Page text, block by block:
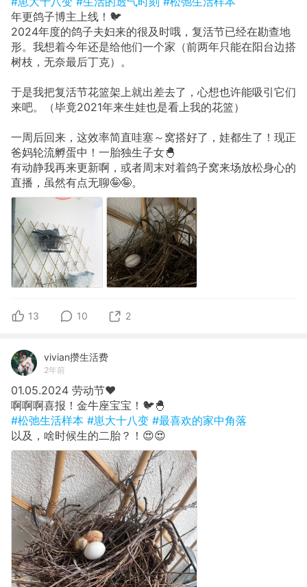
年更鸽子博主上线！🐦
2024年度的鸽子夫妇来的很及时哦，复活节已经在勘查地
形。我想着今年还是给他们一个家（前两年只能在阳台边搭
树枝，无奈最后丁克）。
于是我把复活节花篮架上就出差去了，心想也许能吸引它们
来吧。（毕竟2021年来生娃也是看上我的花篮）
一周后回来，这效率简直哇塞～窝搭好了，娃都生了！现正
爸妈轮流孵蛋中！一胎独生子女🐣
有动静我再来更新啊，或者周末对着鸽子窝来场放松身心的
直播，虽然有点无聊🤪🤪。
13 10 2
vivian攒生活费
2年前
01.05.2024 劳动节❤️
啊啊啊喜报！金牛座宝宝！🐦🐣
#松弛生活样本 #崽大十八变 #最喜欢的家中角落
以及，啥时候生的二胎？！😍😍